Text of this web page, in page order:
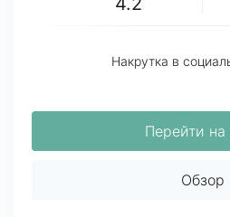
Накрутка в
Перейти на
Обзор